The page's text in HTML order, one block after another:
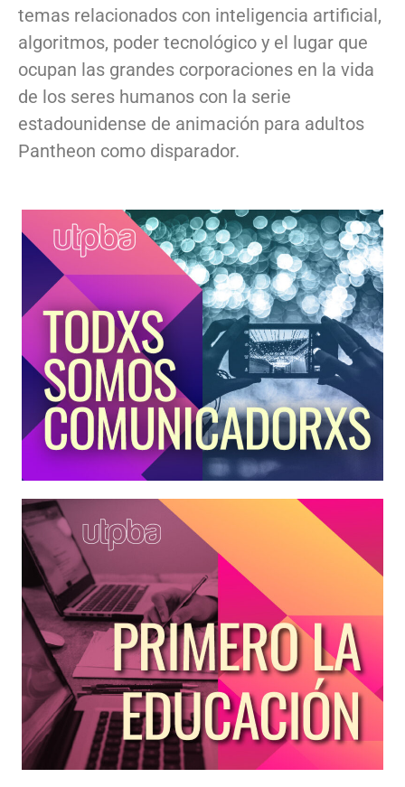
temas relacionados con inteligencia artificial,
algoritmos, poder tecnológico y el lugar que
ocupan las grandes corporaciones en la vida
de los seres humanos con la serie
estadounidense de animación para adultos
Pantheon como disparador.